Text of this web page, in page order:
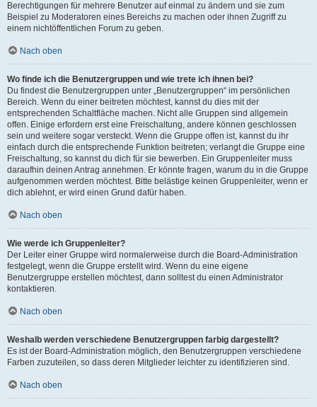
Berechtigungen für mehrere Benutzer auf einmal zu ändern und sie zum
Beispiel zu Moderatoren eines Bereichs zu machen oder ihnen Zugriff zu
einem nichtöffentlichen Forum zu geben.
Nach oben
Wo finde ich die Benutzergruppen und wie trete ich ihnen bei?
Du findest die Benutzergruppen unter „Benutzergruppen“ im persönlichen
Bereich. Wenn du einer beitreten möchtest, kannst du dies mit der
entsprechenden Schaltfläche machen. Nicht alle Gruppen sind allgemein
offen. Einige erfordern erst eine Freischaltung, andere können geschlossen
sein und weitere sogar versteckt. Wenn die Gruppe offen ist, kannst du ihr
einfach durch die entsprechende Funktion beitreten; verlangt die Gruppe eine
Freischaltung, so kannst du dich für sie bewerben. Ein Gruppenleiter muss
daraufhin deinen Antrag annehmen. Er könnte fragen, warum du in die Gruppe
aufgenommen werden möchtest. Bitte belästige keinen Gruppenleiter, wenn er
dich ablehnt, er wird einen Grund dafür haben.
Nach oben
Wie werde ich Gruppenleiter?
Der Leiter einer Gruppe wird normalerweise durch die Board-Administration
festgelegt, wenn die Gruppe erstellt wird. Wenn du eine eigene
Benutzergruppe erstellen möchtest, dann solltest du einen Administrator
kontaktieren.
Nach oben
Weshalb werden verschiedene Benutzergruppen farbig dargestellt?
Es ist der Board-Administration möglich, den Benutzergruppen verschiedene
Farben zuzuteilen, so dass deren Mitglieder leichter zu identifizieren sind.
Nach oben